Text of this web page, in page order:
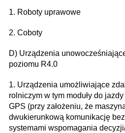
1. Roboty uprawowe
2. Coboty
D) Urządzenia
poziomu R4.0
1. Urządzenia umożliwiające
rolniczym w tym moduły do
GPS (przy założeniu, że
dwukierunkową komunikację
systemami wspomagania